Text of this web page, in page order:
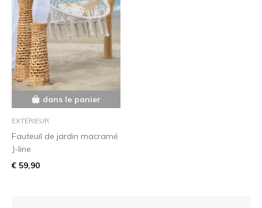
dans le panier
EXTÉRIEUR
Fauteuil de jardin macramé
J-line
€ 59,90